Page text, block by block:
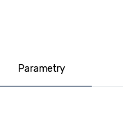
Parametry